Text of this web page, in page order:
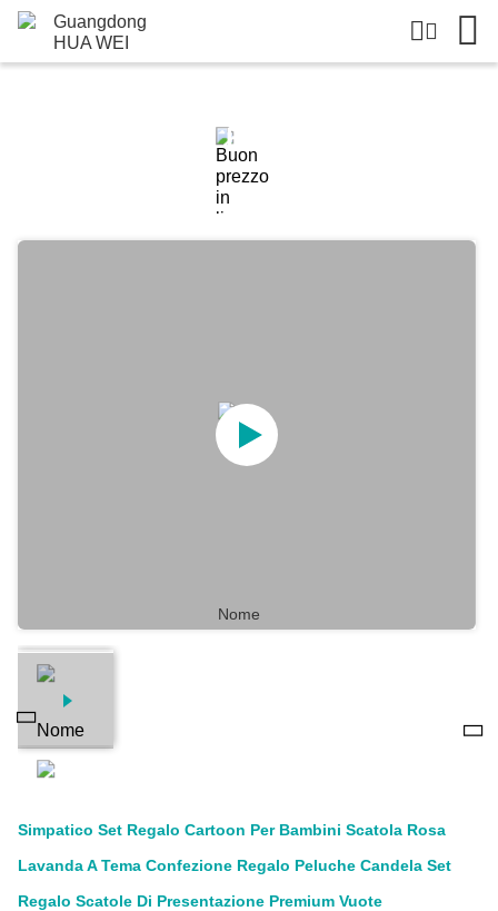
Dettagli Dei Prodotti
Simpatico Set Regalo Cartoon Per Bambini Scatola Rosa
Lavanda A Tema Confezione Regalo Peluche Candela Set
Regalo Scatole Di Presentazione Premium Vuote